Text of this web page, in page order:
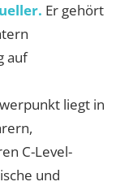
Er gehört
auf
liegt in
C-Level-
und